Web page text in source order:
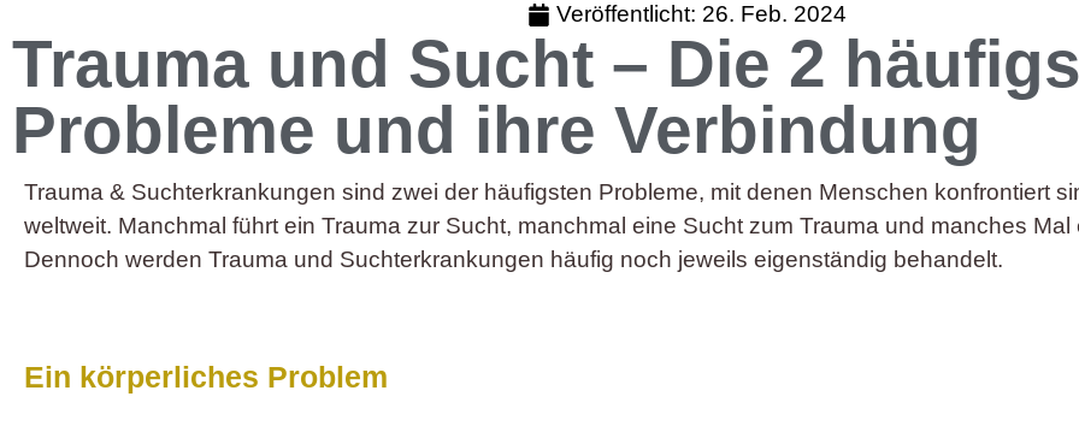
Veröffentlicht: 26. Feb. 2024
Trauma und Sucht – Die 2
Probleme und ihre Verbindung
Trauma & Suchterkrankungen sind zwei der häufigsten Probleme, mit denen Menschen konfrontiert
weltweit. Manchmal führt ein Trauma zur Sucht, manchmal eine Sucht zum Trauma und manches
Dennoch werden Trauma und Suchterkrankungen häufig noch jeweils eigenständig behandelt.
Ein körperliches Problem